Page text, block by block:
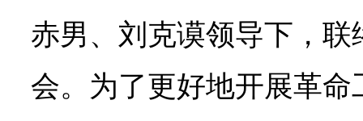
赤男、刘克谟领导下，
会。为了更好地开展革